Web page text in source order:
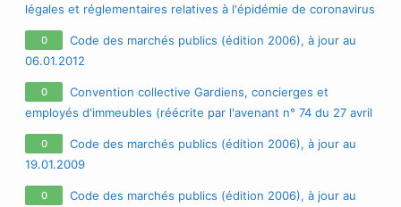
légales et réglementaires relatives à l'épidémie de coronavirus
/ covid-19 / sars-cov-2
0
Code des marchés publics (édition 2006), à jour au
06.01.2012
0
Convention collective Gardiens, concierges et
employés d'immeubles (réécrite par l'avenant n° 74 du 27 avril
2009 portant modification de la convention), à jour au
21.09.2011
0
Code des marchés publics (édition 2006), à jour au
19.01.2009
0
Code des marchés publics (édition 2006), à jour au